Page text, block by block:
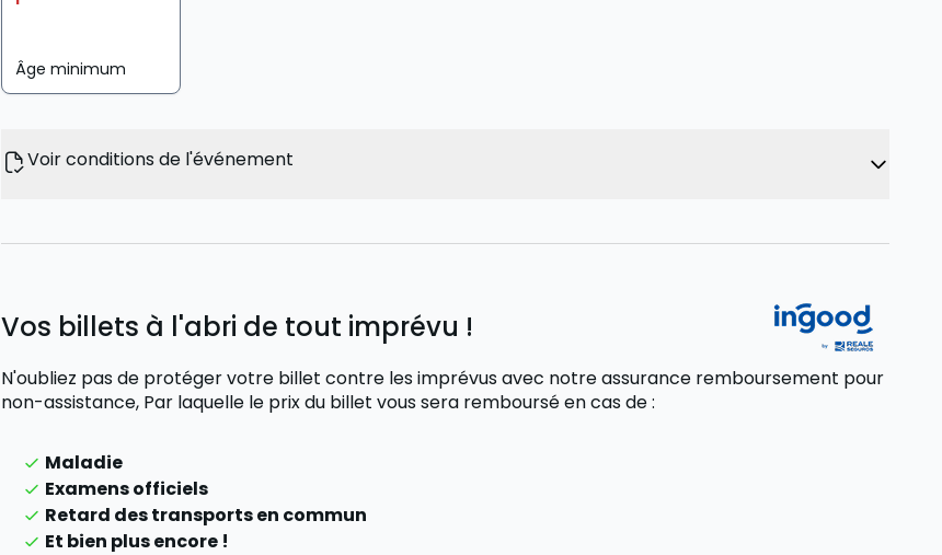
Âge minimum
Voir conditions de l'événement
Vos billets à l'abri de tout imprévu !
N'oubliez pas de protéger votre billet contre les imprévus avec notre assurance remboursement pour
non-assistance, Par laquelle le prix du billet vous sera rembourséen cas de:
Maladie
Examens officiels
Retard des transports en commun
Et bien plus encore !